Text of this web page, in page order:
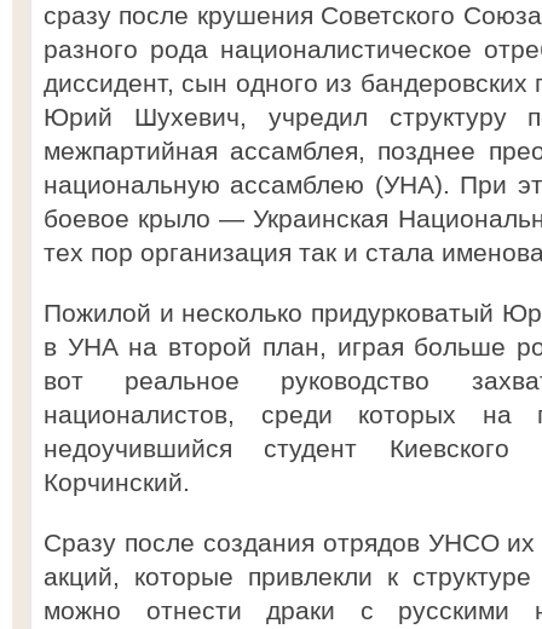
сразу после крушения Советского
разного рода националистическое
диссидент, сын одного из
Юрий Шухевич, учредил структуру
межпартийная ассамблея, позднее
национальную ассамблею (УНА). При
боевое крыло — Украинская
тех пор организация так и стала
Пожилой и несколько придурковатый
в УНА на второй план, играя больше
вот реальное руководство
националистов, среди которых на
недоучившийся студент Киевского
Корчинский.
Сразу после создания отрядов УНСО
акций, которые привлекли к
можно отнести драки с русскими